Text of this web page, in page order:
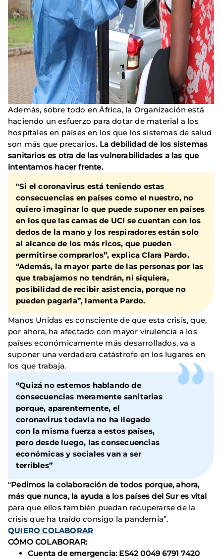
Además, sobre todo en África, la Organización está
haciendo un esfuerzo para dotar de material a los
hospitales en países en los que los sistemas de salud
son más que precarios. La debilidad de los sistemas
sanitarios es otra de las vulnerabilidades a las que
intentamos hacer frente.
"Si el coronavirus está teniendo estas
consecuencias en países como el nuestro, no
quiero imaginar lo que puede suponer en países
en los que las camas de UCI se cuentan con los
dedos de la mano y los respiradores están solo
al alcance de los más ricos, que pueden
permitirse comprarlos”, explica Clara Pardo.
“Además, la mayor parte de las personas por las
que trabajamos no tendrán, ni siquiera,
posibilidad de recibir asistencia, porque no
pueden pagarla”, lamenta Pardo.
Manos Unidas es consciente de que esta crisis, que,
por ahora, ha afectado con mayor virulencia a los
países económicamente más desarrollados, va a
suponer una verdadera catástrofe en los lugares en
los que trabaja.
“Quizá no estemos hablando de
consecuencias meramente sanitarias
porque, aparentemente, el
coronavirus todavía no ha llegado
con la misma fuerza a estos países,
pero desde luego, las consecuencias
económicas y sociales van a ser
terribles”
“Pedimos la colaboración de todos porque, ahora,
más que nunca, la ayuda a los países del Sur es vital
para que ellos también puedan recuperarse de la
crisis que ha traído consigo la pandemia”.
QUIERO COLABORAR
CÓMO COLABORAR:
Cuenta de emergencia: ES42 0049 6791 7420